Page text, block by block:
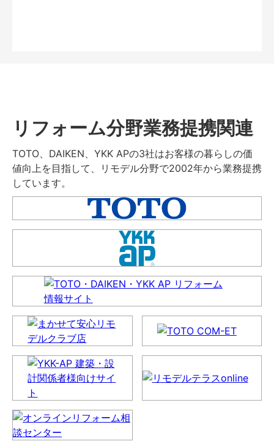
リフォーム分野業務提携関連
TOTO、DAIKEN、YKK APの3社はお客様の暮らしの価
値向上を目指して、リモデル分野で2002年から業務提携
しています。